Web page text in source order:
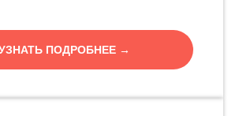
ПОДРОБНЕЕ →